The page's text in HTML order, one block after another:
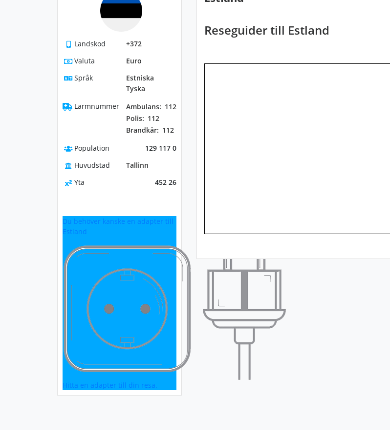
Landskod
+372
Valuta
Euro
Språk
Estniska
Tyska
Larmnummer
Ambulans: 112
Polis: 112
Brandkår: 112
Population
129 117 0
Huvudstad
Tallinn
Yta
452 26
Du behöver kanske en adapter till
Estland
Hitta en adapter till din resa.
Reseguider till Estland